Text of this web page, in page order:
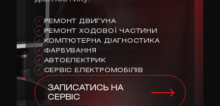
✓ РЕМОНТ ДВИГУНА
✓ РЕМОНТ ХОДОВОЇ ЧАСТИНИ
✓ КОМП'ЮТЕРНА ДІАГНОСТИКА
✓ ФАРБУВАННЯ
✓ АВТОЕЛЕКТРИК
✓ СЕРВІС ЕЛЕКТРОМОБІЛІВ
ЗАПИСАТИСЬ НА
СЕРВІС